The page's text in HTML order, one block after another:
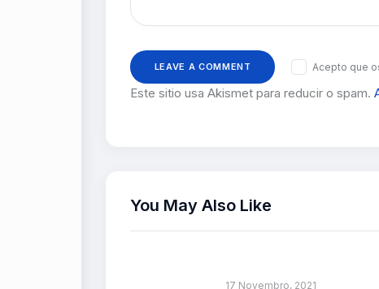
Acepto que
Este sitio usa Akismet para reducir o spam.
You May Also Like
17 Novembro, 2021